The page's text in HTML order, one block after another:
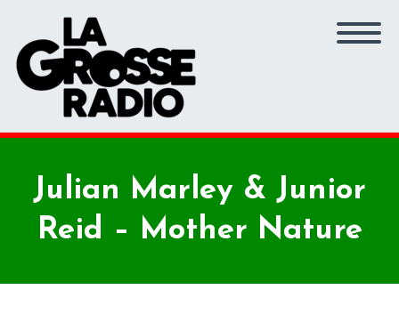
Julian Marley & Junior
Reid – Mother Nature